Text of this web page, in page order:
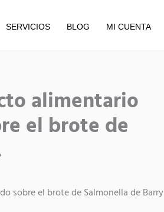
SERVICIOS BLOG MI CUENTA
alimentario
el brote de
sobre el brote de Salmonella de Barry
Compartir
en
Compartir
en